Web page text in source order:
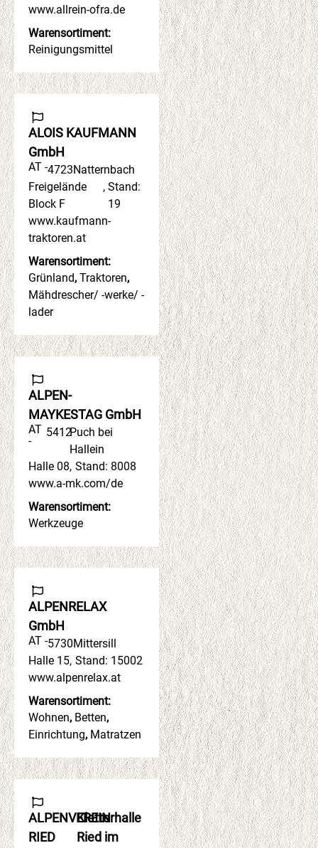
www.allrein-ofra.de
Warensortiment:
Reinigungsmittel
ALOIS KAUFMANN
GmbH
AT -4723Natternbach
Freigelände
Block F
, Stand:
19
www.kaufmann-
traktoren.at
Warensortiment:
Grünland, Traktoren,
Mähdrescher/ -werke/ -
lader
ALPEN-
MAYKESTAG GmbH
AT
-
5412Puch bei
Hallein
Halle 08, Stand: 8008
www.a-mk.com/de
Warensortiment:
Werkzeuge
ALPENRELAX
GmbH
AT -5730Mittersill
Halle 15, Stand: 15002
www.alpenrelax.at
Warensortiment:
Wohnen, Betten,
Einrichtung, Matratzen
ALPENVEREIN
RIED
Kletterhalle
Ried im